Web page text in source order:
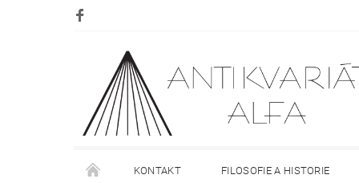
KONTAKT FILOSOFIE A HISTORIE